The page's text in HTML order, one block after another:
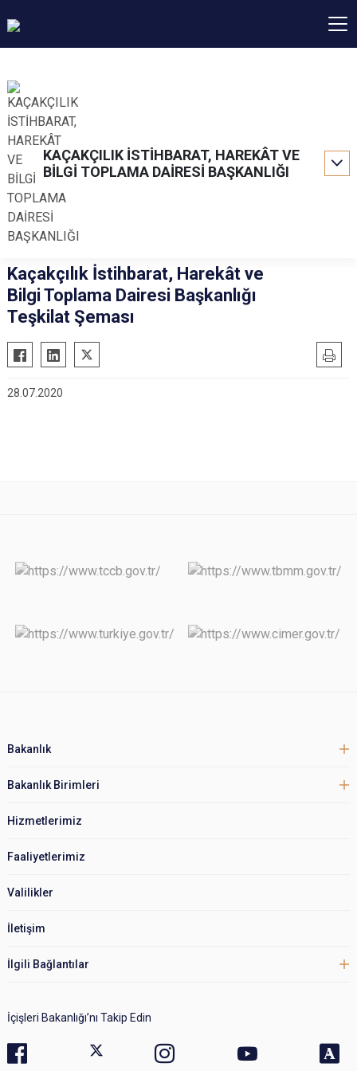
KAÇAKÇILIK İSTİHBARAT, HAREKÂT VE
BİLGİ TOPLAMA DAİRESİ BAŞKANLIĞI
Kaçakçılık İstihbarat, Harekât ve
Bilgi Toplama Dairesi Başkanlığı
Teşkilat Şeması
28.07.2020
Bakanlık
Bakanlık Birimleri
Hizmetlerimiz
Faaliyetlerimiz
Valilikler
İletişim
İlgili Bağlantılar
İçişleri Bakanlığı’nı Takip Edin